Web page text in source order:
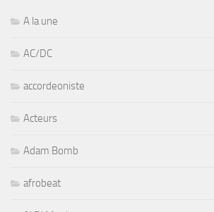
A la une
AC/DC
accordeoniste
Acteurs
Adam Bomb
afrobeat